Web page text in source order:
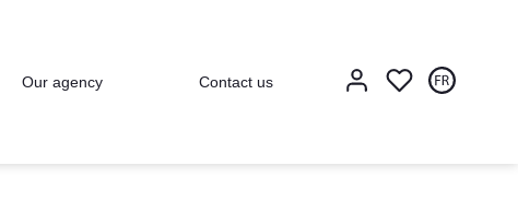
Our agency Contact us